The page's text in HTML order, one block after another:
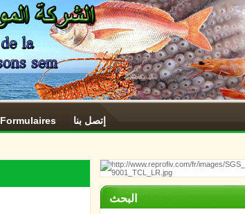
Formulaires إتصل بنا
البحث